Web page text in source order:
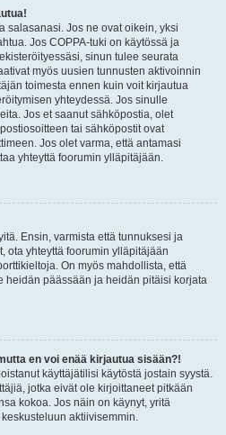
salasanasi. Jos ne ovat oikein, yksi
Jos COPPA-tuki on käytössä ja
sinun tulee seurata
myös uusien tunnusten aktivoinnin
toimesta ennen kuin voit kirjautua
yhteydessä. Jos sinulle
Jos et saanut sähköpostia, olet
tai sähköpostit ovat
Jos olet varma, että antamasi
yhteyttä foorumin ylläpitäjään.
Ensin, varmista että tunnuksesi ja
ota yhteyttä foorumin ylläpitäjään
On myös mahdollista, että
heidän päässään ja heidän pitäisi korjata
en voi enää kirjautua sisään?!
käyttäjätilisi käytöstä jostain syystä.
jotka eivät ole kirjoittaneet pitkään
kokoa. Jos näin on käynyt, yritä
aktiivisemmin.